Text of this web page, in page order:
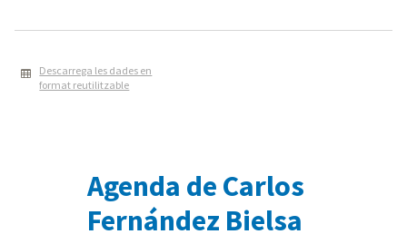
Descarrega les dades en
format reutilitzable
Agenda de Carlos
Fernández Bielsa